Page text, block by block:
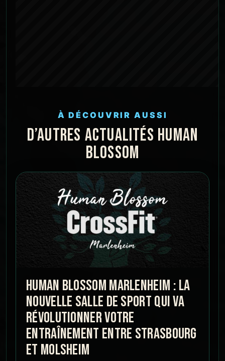
À DÉCOUVRIR AUSSI
D’AUTRES ACTUALITÉS HUMAN
BLOSSOM
HUMAN BLOSSOM MARLENHEIM : LA
NOUVELLE SALLE DE SPORT QUI VA
RÉVOLUTIONNER VOTRE
ENTRAÎNEMENT ENTRE STRASBOURG
ET MOLSHEIM